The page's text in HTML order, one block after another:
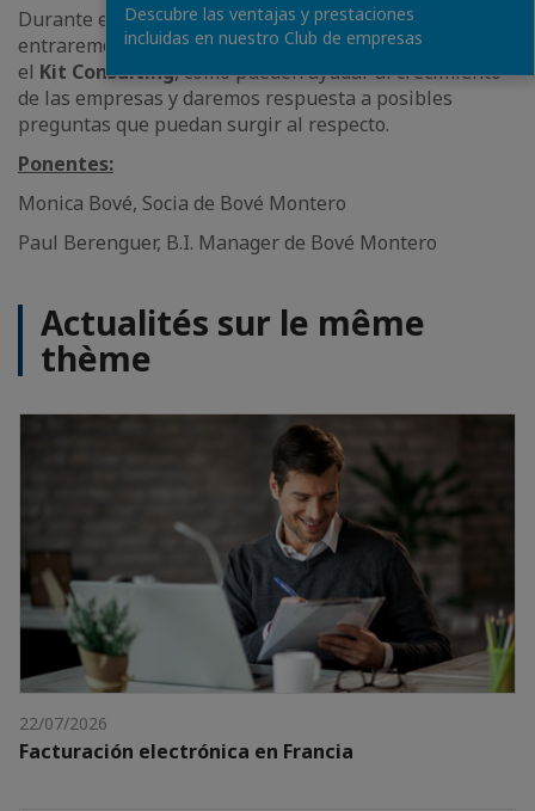
Durante esta sesión con expertos de Bové Montero
entraremos en detalle en explicar en qué consiste
el Kit Consulting, cómo pueden ayudar al crecimiento
de las empresas y daremos respuesta a posibles
preguntas que puedan surgir al respecto.
Ponentes:
Monica Bové, Socia de Bové Montero
Paul Berenguer, B.I. Manager de Bové Montero
Actualités sur le même
thème
22/07/2026
Facturación electrónica en Francia
Descubre las ventajas y prestaciones
incluidas en nuestro Club de empresas